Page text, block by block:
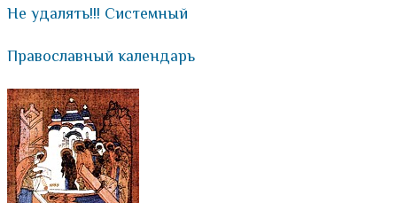
Не удалять!!! Системный
Православный календарь